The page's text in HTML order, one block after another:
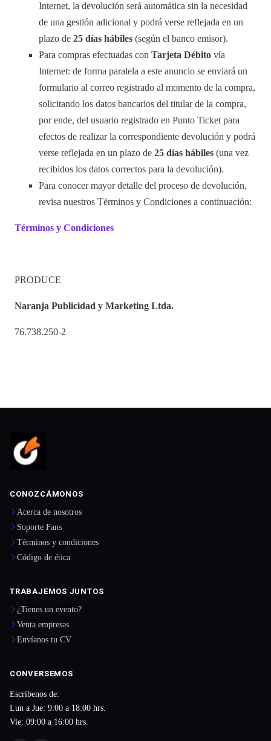
Internet, la devolución será automática sin la necesidad
de una gestión adicional y podrá verse reflejada en un
plazo de 25 días hábiles (según el banco emisor).
Para compras efectuadas con Tarjeta Débito vía
Internet: de forma paralela a este anuncio se enviará un
formulario al correo registrado al momento de la compra,
solicitando los datos bancarios del titular de la compra,
por ende, del usuario registrado en Punto Ticket para
efectos de realizar la correspondiente devolución y podrá
verse reflejada en un plazo de 25 días hábiles (una vez
recibidos los datos correctos para la devolución).
Para conocer mayor detalle del proceso de devolución,
revisa nuestros Términos y Condiciones a continuación:
Términos y Condiciones
PRODUCE
Naranja Publicidad y Marketing Ltda.
76.738.250-2
CONOZCÁMONOS
Acerca de nosotros
Soporte Fans
Términos y condiciones
Código de ética
TRABAJEMOS JUNTOS
¿Tienes un evento?
Venta empresas
Envíanos tu CV
CONVERSEMOS
Escríbenos de:
Lun a Jue: 9:00 a 18:00 hrs.
Vie: 09:00 a 16:00 hrs.